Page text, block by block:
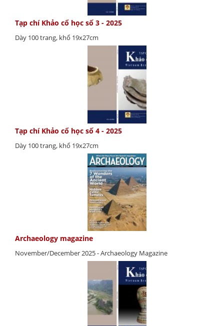
Tạp chí Khảo cổ học số 3 - 2025
Dày 100 trang, khổ 19x27cm
Tạp chí Khảo cổ học số 4 - 2025
Dày 100 trang, khổ 19x27cm
Archaeology magazine
November/December 2025 - Archaeology Magazine